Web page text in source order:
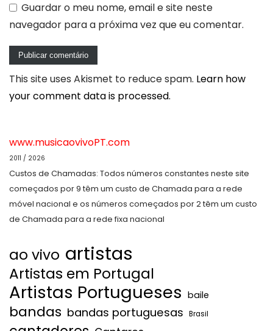
Guardar o meu nome, email e site neste
navegador para a próxima vez que eu comentar.
This site uses Akismet to reduce spam. Learn how
your comment data is processed.
www.musicaovivoPT.com
2011 / 2026
Custos de Chamadas: Todos números constantes neste site
começados por 9 têm um custo de Chamada para a rede
móvel nacional e os números começados por 2 têm um custo
de Chamada para a rede fixa nacional
ao vivo artistas
Artistas em Portugal
Artistas Portugueses baile
bandas bandas portuguesas Brasil